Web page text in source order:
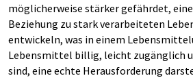
möglicherweise stärker gefährdet,
Beziehung zu stark verarbeiteten
entwickeln, was in einem
Lebensmittel billig, leicht zugänglich
sind, eine echte Herausforderung